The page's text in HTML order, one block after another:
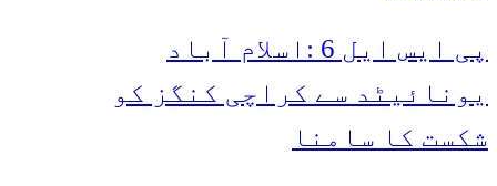
پی ایس ایل 6 :اسلام آباد
یونائیٹد سے کراچی کنگز کو
شکست کا سامنا